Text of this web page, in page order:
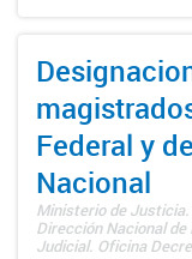
Federal y
Nacional
Ministerio de
Dirección Nacional
Judicial. Oficina